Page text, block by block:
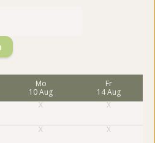
Mo
10 Aug
Fr
14 Aug